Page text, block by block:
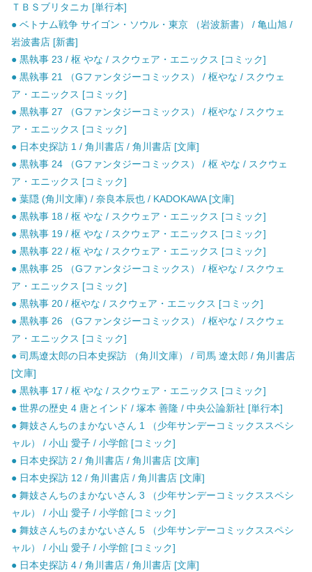
ＴＢＳブリタニカ [単行本]
● ベトナム戦争 サイゴン・ソウル・東京 （岩波新書） / 亀山旭 /
岩波書店 [新書]
● 黒執事 23 / 枢 やな / スクウェア・エニックス [コミック]
● 黒執事 21 （Gファンタジーコミックス） / 枢やな / スクウェ
ア・エニックス [コミック]
● 黒執事 27 （Gファンタジーコミックス） / 枢やな / スクウェ
ア・エニックス [コミック]
● 日本史探訪 1 / 角川書店 / 角川書店 [文庫]
● 黒執事 24 （Gファンタジーコミックス） / 枢 やな / スクウェ
ア・エニックス [コミック]
● 葉隠 (角川文庫) / 奈良本辰也 / KADOKAWA [文庫]
● 黒執事 18 / 枢 やな / スクウェア・エニックス [コミック]
● 黒執事 19 / 枢 やな / スクウェア・エニックス [コミック]
● 黒執事 22 / 枢 やな / スクウェア・エニックス [コミック]
● 黒執事 25 （Gファンタジーコミックス） / 枢やな / スクウェ
ア・エニックス [コミック]
● 黒執事 20 / 枢やな / スクウェア・エニックス [コミック]
● 黒執事 26 （Gファンタジーコミックス） / 枢やな / スクウェ
ア・エニックス [コミック]
● 司馬遼太郎の日本史探訪 （角川文庫） / 司馬 遼太郎 / 角川書店
[文庫]
● 黒執事 17 / 枢 やな / スクウェア・エニックス [コミック]
● 世界の歴史 4 唐とインド / 塚本 善隆 / 中央公論新社 [単行本]
● 舞妓さんちのまかないさん 1 （少年サンデーコミックススペシ
ャル） / 小山 愛子 / 小学館 [コミック]
● 日本史探訪 2 / 角川書店 / 角川書店 [文庫]
● 日本史探訪 12 / 角川書店 / 角川書店 [文庫]
● 舞妓さんちのまかないさん 3 （少年サンデーコミックススペシ
ャル） / 小山 愛子 / 小学館 [コミック]
● 舞妓さんちのまかないさん 5 （少年サンデーコミックススペシ
ャル） / 小山 愛子 / 小学館 [コミック]
● 日本史探訪 4 / 角川書店 / 角川書店 [文庫]